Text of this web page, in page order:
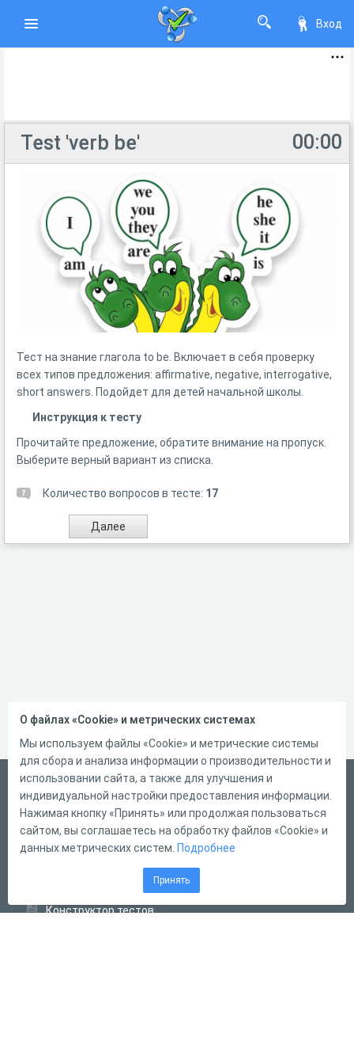
Вход
00:00
Test 'verb be'
Тест на знание глагола to be. Включает в себя проверку
всех типов предложения: affirmative, negative, interrogative,
short answers. Подойдет для детей начальной школы.
Инструкция к тесту
Прочитайте предложение, обратите внимание на пропуск.
Выберите верный вариант из списка.
Количество вопросов в тесте: 17
Русский
Справка
Форма обратной связи
Конструктор тестов
О файлах «Cookie» и метрических системах
Мы используем файлы «Cookie» и метрические системы
для сбора и анализа информации о производительности и
использовании сайта, а также для улучшения и
индивидуальной настройки предоставления информации.
Нажимая кнопку «Принять» или продолжая пользоваться
сайтом, вы соглашаетесь на обработку файлов «Cookie» и
данных метрических систем. Подробнее
Принять